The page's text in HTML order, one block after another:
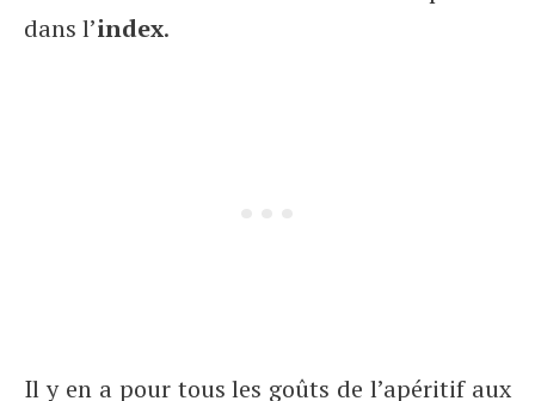
dans l’index.
Il y en a pour tous les goûts de l’apéritif aux